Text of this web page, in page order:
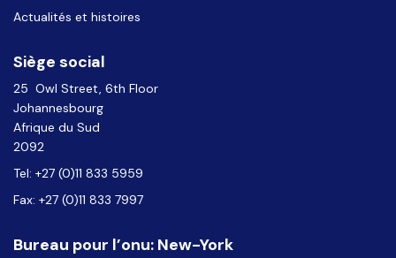
Actualités et histoires
Siège social
25 Owl Street, 6th Floor
Johannesbourg
Afrique du Sud
2092
Tel: +27 (0)11 833 5959
Fax: +27 (0)11 833 7997
Bureau pour l’onu: New-York